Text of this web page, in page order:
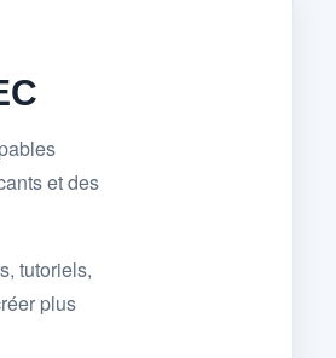
et des
tutoriels,
plus